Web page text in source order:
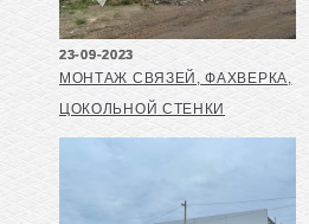
23-09-2023
МОНТАЖ СВЯЗЕЙ, ФАХВЕРКА,
ЦОКОЛЬНОЙ СТЕНКИ